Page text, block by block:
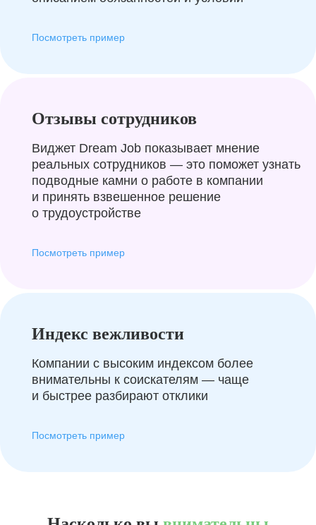
Посмотреть пример
Отзывы сотрудников
Виджет Dream Job показывает мнение
реальных сотрудников — это поможет узнать
подводные камни о работе в компании
и принять взвешенное решение
о трудоустройстве
Посмотреть пример
Индекс вежливости
Компании с высоким индексом более
внимательны к соискателям — чаще
и быстрее разбирают отклики
Посмотреть пример